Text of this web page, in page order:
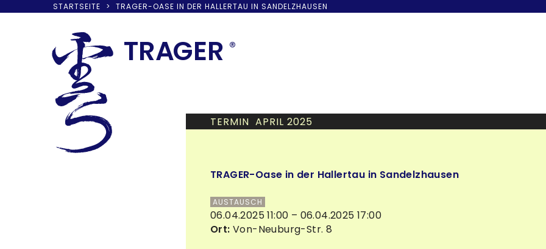
STARTSEITE > TRAGER-OASE IN DER HALLERTAU IN SANDELZHAUSEN
content
TRAGER ®
TERMIN APRIL 2025
TRAGER-Oase in der Hallertau in Sandelzhausen
AUSTAUSCH
06.04.2025 11:00 – 06.04.2025 17:00
Ort: Von-Neuburg-Str. 8